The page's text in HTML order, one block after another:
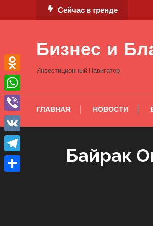
к
Сейчас в тренде
Бизнес и
Инвестиционный Навигатор
ГЛАВНАЯ НОВОСТИ
Байрак
Odnoklassniki
WhatsApp
Viber
VK
Telegram